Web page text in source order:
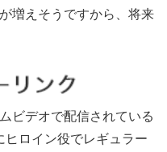
増えそうですから、将来
ビデオで配信されている
ヒロイン役でレギュラー